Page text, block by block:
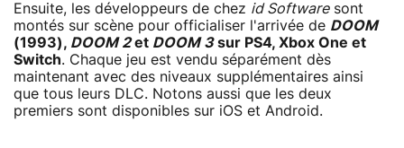
Ensuite, les développeurs de chez id Softwaresont
montés sur scène pour officialiser l'arrivée de DOOM
(1993), DOOM 2et DOOM 3sur PS4, Xbox One et
Switch. Chaque jeu est vendu séparément dès
maintenant avec des niveaux supplémentaires ainsi
que tous leurs DLC. Notons aussi que les deux
premiers sont disponibles sur iOS et Android.